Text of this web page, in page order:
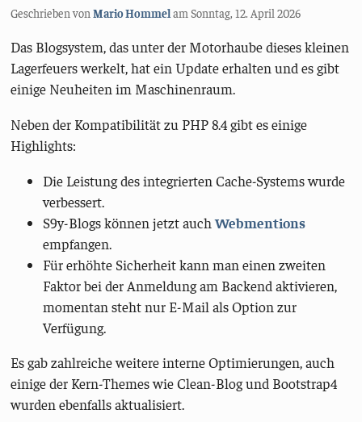
Geschrieben vonMario HommelamSonntag, 12. April 2026
Das Blogsystem, das unter der Motorhaube dieses kleinen
Lagerfeuers werkelt, hat ein Update erhalten und es gibt
einige Neuheiten im Maschinenraum.
Neben der Kompatibilität zu PHP 8.4 gibt es einige
Highlights:
Die Leistung des integrierten Cache-Systems wurde
verbessert.
S9y-Blogs können jetzt auchWebmentions
empfangen.
Für erhöhte Sicherheit kann man einen zweiten
Faktor bei der Anmeldung am Backend aktivieren,
momentan steht nur E-Mail als Option zur
Verfügung.
Es gab zahlreiche weitere interne Optimierungen, auch
einige der Kern-Themes wie Clean-Blog und Bootstrap4
wurden ebenfalls aktualisiert.